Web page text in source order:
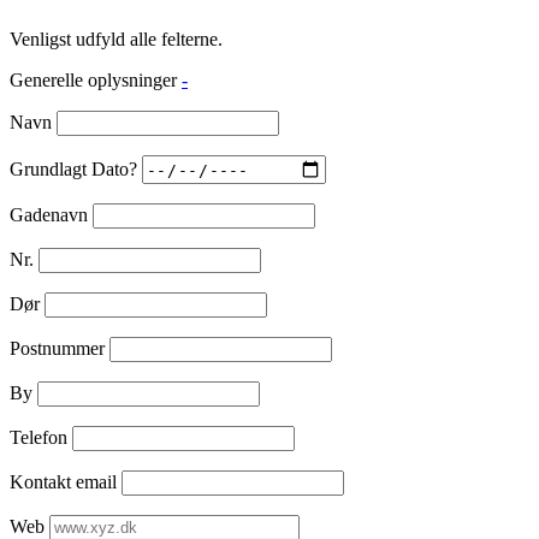
Venligst udfyld alle felterne.
Generelle oplysninger -
Navn
Grundlagt Dato?
Gadenavn
Nr.
Dør
Postnummer
By
Telefon
Kontakt email
Web